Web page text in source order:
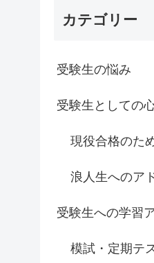
カテゴリー
受験生の悩み
受験生としての
現役合格のた
浪人生へのア
受験生への学習
模試・定期テ